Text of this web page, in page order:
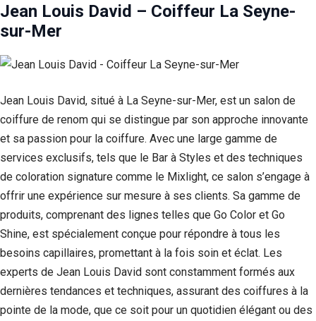
Jean Louis David – Coiffeur La Seyne-
sur-Mer
Jean Louis David, situé à La Seyne-sur-Mer, est un salon de
coiffure de renom qui se distingue par son approche innovante
et sa passion pour la coiffure. Avec une large gamme de
services exclusifs, tels que le Bar à Styles et des techniques
de coloration signature comme le Mixlight, ce salon s’engage à
offrir une expérience sur mesure à ses clients. Sa gamme de
produits, comprenant des lignes telles que Go Color et Go
Shine, est spécialement conçue pour répondre à tous les
besoins capillaires, promettant à la fois soin et éclat. Les
experts de Jean Louis David sont constamment formés aux
dernières tendances et techniques, assurant des coiffures à la
pointe de la mode, que ce soit pour un quotidien élégant ou des
Nécessaire
Ces cookies ne
sont pas
facultatifs. Ils
sont
nécessaires au
du site Web.